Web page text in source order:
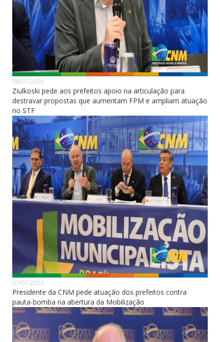
08/07/2026
Ziulkoski pede aos prefeitos apoio na articulação para
destravar propostas que aumentam FPM e ampliam atuação
no STF
07/07/2026
Presidente da CNM pede atuação dos prefeitos contra
pauta-bomba na abertura da Mobilização